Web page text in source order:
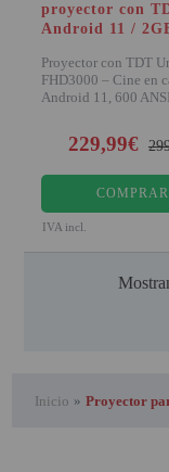
proyector con
Android 11 /
Proyector con TDT
FHD3000 – Cine en
Android 11, 600
229,99€
COMPRAR
IVA incl.
Inicio » Proyector